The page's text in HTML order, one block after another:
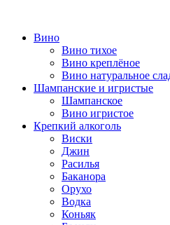
Вино
Вино тихое
Вино креплёное
Вино натуральное
Шампанские и игристые
Шампанское
Вино игристое
Крепкий алкоголь
Виски
Джин
Расилья
Баканора
Орухо
Водка
Коньяк